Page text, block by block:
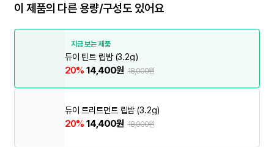
이 제품의 다른 용량/구성도 있어요
지금 보는 제품
듀이 틴트 립밤 (3.2g)
20% 14,400원 18,000원
듀이 트리트먼트 립밤 (3.2g)
20% 14,400원 18,000원